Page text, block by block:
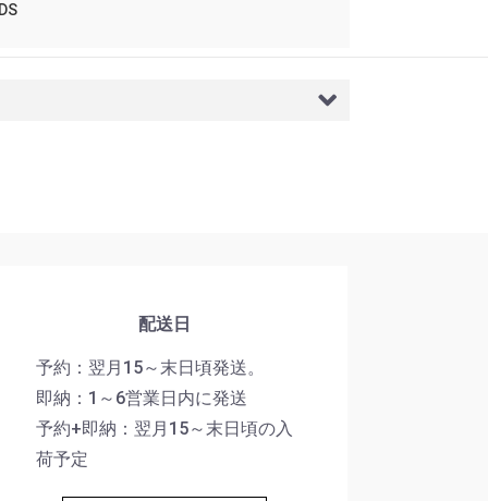
配送日
予約：翌月15～末日頃発送。
即納：1～6営業日内に発送
予約+即納：翌月15～末日頃の入
荷予定